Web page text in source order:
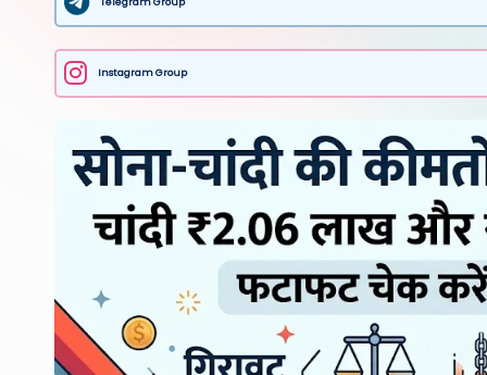
Instagram Group